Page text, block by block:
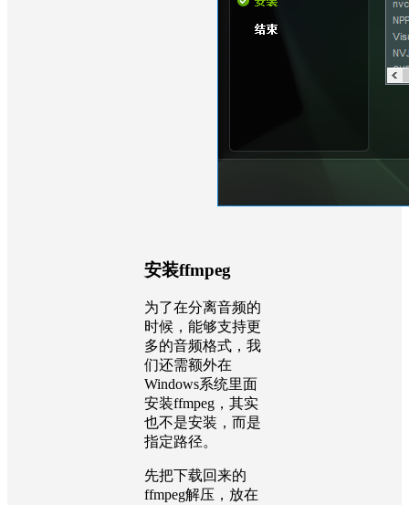
安装ffmpeg
为了在分离音频的
时候，能够支持更
多的音频格式，我
们还需额外在
Windows系统里面
安装ffmpeg，其实
也不是安装，而是
指定路径。
先把下载回来的
ffmpeg解压，放在